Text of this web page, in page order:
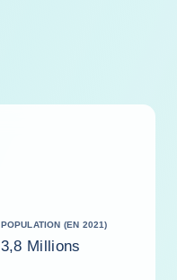
POPULATION (EN 2021)
3,8 Millions